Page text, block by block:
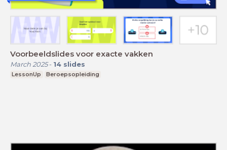
Voorbeeldslides voor exacte vakken
March 2025- 14 slides
LessonUp Beroepsopleiding